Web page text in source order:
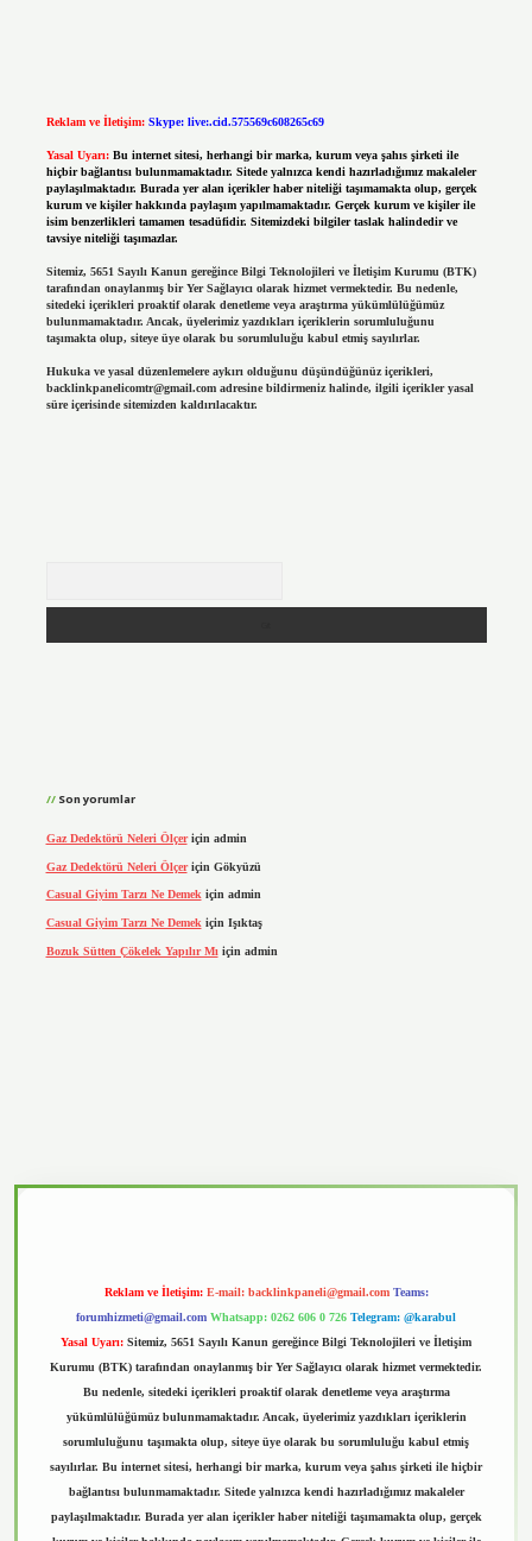
Reklam ve İletişim: Skype: live:.cid.575569c608265c69
Yasal Uyarı: Bu internet sitesi, herhangi bir marka, kurum veya şahıs şirketi ile
hiçbir bağlantısı bulunmamaktadır. Sitede yalnızca kendi hazırladığımız makaleler
paylaşılmaktadır. Burada yer alan içerikler haber niteliği taşımamakta olup, gerçek
kurum ve kişiler hakkında paylaşım yapılmamaktadır. Gerçek kurum ve kişiler ile
isim benzerlikleri tamamen tesadüfidir. Sitemizdeki bilgiler taslak halindedir ve
tavsiye niteliği taşımazlar.
Sitemiz, 5651 Sayılı Kanun gereğince Bilgi Teknolojileri ve İletişim Kurumu (BTK)
tarafından onaylanmış bir Yer Sağlayıcı olarak hizmet vermektedir. Bu nedenle,
sitedeki içerikleri proaktif olarak denetleme veya araştırma yükümlülüğümüz
bulunmamaktadır. Ancak, üyelerimiz yazdıkları içeriklerin sorumluluğunu
taşımakta olup, siteye üye olarak bu sorumluluğu kabul etmiş sayılırlar.
Hukuka ve yasal düzenlemelere aykırı olduğunu düşündüğünüz içerikleri,
backlinkpanelicomtr@gmail.comadresine bildirmeniz halinde, ilgili içerikler yasal
süre içerisinde sitemizden kaldırılacaktır.
Son yorumlar
Gaz Dedektörü Neleri Ölçeriçin admin
Gaz Dedektörü Neleri Ölçeriçin Gökyüzü
Casual Giyim Tarzı Ne Demekiçin admin
Casual Giyim Tarzı Ne Demek için Işıktaş
Bozuk Sütten Çökelek Yapılır Mı için admin
Reklam ve İletişim: E-mail: backlinkpaneli@gmail.com Teams:
forumhizmeti@gmail.com Whatsapp: 0262 606 0 726 Telegram: @karabul
Yasal Uyarı: Sitemiz, 5651 Sayılı Kanun gereğince Bilgi Teknolojileri ve İletişim
Kurumu (BTK) tarafından onaylanmış bir Yer Sağlayıcı olarak hizmet vermektedir.
Bu nedenle, sitedeki içerikleri proaktif olarak denetleme veya araştırma
yükümlülüğümüz bulunmamaktadır. Ancak, üyelerimiz yazdıkları içeriklerin
sorumluluğunu taşımakta olup, siteye üye olarak bu sorumluluğu kabul etmiş
sayılırlar. Bu internet sitesi, herhangi bir marka, kurum veya şahıs şirketi ile hiçbir
bağlantısı bulunmamaktadır. Sitede yalnızca kendi hazırladığımız makaleler
paylaşılmaktadır. Burada yer alan içerikler haber niteliği taşımamakta olup, gerçek